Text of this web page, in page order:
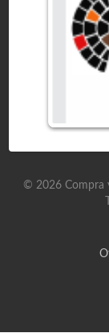
© 2026 Compra